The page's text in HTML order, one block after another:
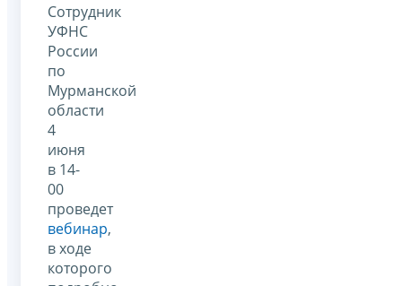
Сотрудник
УФНС
России
по
Мурманской
области
4
июня
в 14-
00
проведет
вебинар,
в ходе
которого